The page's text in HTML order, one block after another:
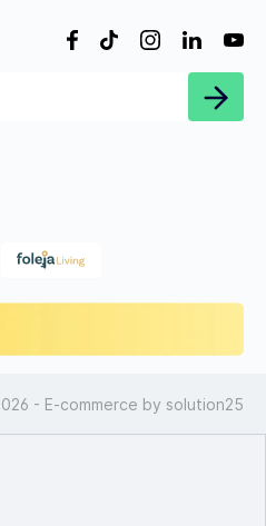
- E-commerce by solution25